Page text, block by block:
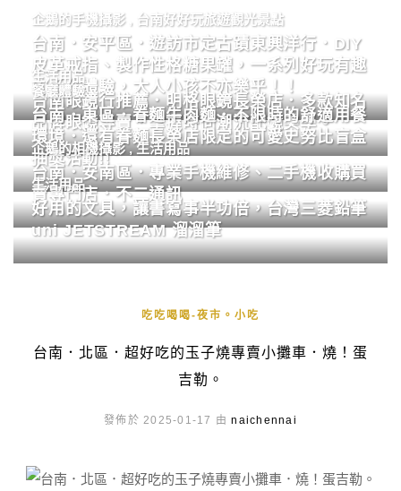
企鵝的手機攝影 台南好好玩旅遊觀光景點
台南．安平區．遊訪市定古蹟東興洋行．DIY
皮革戒指、製作性格糖果罐，一系列好玩有趣
的手作體驗，大人小孩不亦樂乎！！
生活用品
台南眼鏡行推薦．明格眼鏡長榮店．多款知名
品牌眼鏡專賣．掌握時尚潮流配鏡美學。
餐廳體驗
台南．東區．眷麵牛肉麵．不限時的舒適用餐
環境．還有眷麵長榮店限定的可愛史努比盲盒
抽獎活動!!
企鵝的相機攝影,生活用品
台南．安南區．專業手機維修、二手機收購買
賣專門店．不二通訊
生活用品
好用的文具，讓書寫事半功倍，台灣三菱鉛筆
uni JETSTREAM 溜溜筆
吃吃喝喝-夜市。小吃
台南．北區．超好吃的玉子燒專賣小攤車．燒！蛋
吉勒。
發佈於 2025-01-17 由naichennai